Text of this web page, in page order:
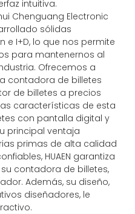
intuitiva.
Chenguang Electronic
sólidas
I+D, lo que nos permite
para mantenernos al
Ofrecemos a
contadora de billetes
de billetes a precios
características de esta
con pantalla digital y
principal ventaja
primas de alta calidad
HUAEN garantiza
contadora de billetes,
Además, su diseño,
diseñadores, le